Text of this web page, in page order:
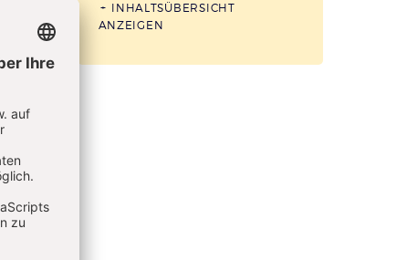
INHALTSÜBERSICHT
ANZEIGEN